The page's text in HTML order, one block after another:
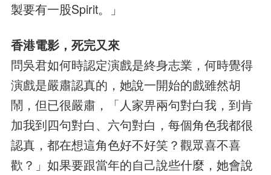
製要有一股Spirit。」
香港電影，死完又來
問吳君如何時認定演戲是終身志業，何時覺得
演戲是嚴肅認真的，她說一開始的戲雖然胡
鬧，但已很嚴肅，「人家畀兩句對白我，到肯
加我到四句對白、六句對白，每個角色我都很
認真，都在想這角色好不好笑？觀眾喜不喜
歡？」如果要跟當年的自己說些什麼，她會說